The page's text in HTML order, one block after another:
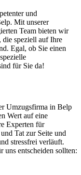
und
Mit unserer
Team bieten wir
die speziell auf Ihre
Egal, ob Sie einen
für Sie da!
Umzugsfirma in Belp
Wert auf eine
Experten für
Tat zur Seite und
stressfrei verläuft.
uns entscheiden sollten: